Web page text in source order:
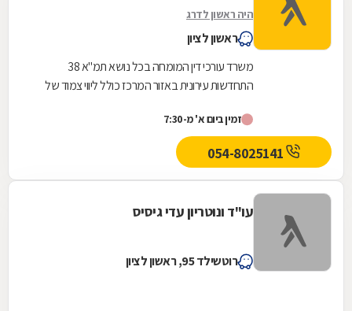
היה ראשון לדרג
ראשון לציון
משרד עורכי דין המומחה בכל נושא תמ"א 38
התחדשות עירונית באזור המרכז כולל ליווי צמוד של
לקבלת...
זמין ביום א' מ-7:30
עו"ד ונוטריון עדי גיסיס
רוטשילד 95, ראשון לציון